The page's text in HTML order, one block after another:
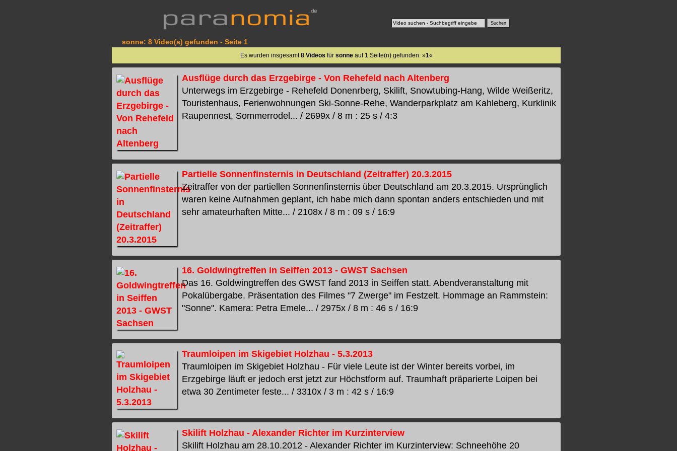
sonne: 8 Video(s) gefunden - Seite 1
Es wurden insgesamt8 Videos für sonneauf 1 Seite(n) gefunden: »1«
Ausflüge durch das Erzgebirge - Von Rehefeld nach Altenberg
Unterwegs im Erzgebirge - Rehefeld Donenrberg, Skilift, Snowtubing-Hang, Wilde Weißeritz,
Touristenhaus, Ferienwohnungen Ski-Sonne-Rehe, Wanderparkplatz am Kahleberg, Kurklinik
Raupennest, Sommerrodel... / 2699x / 8 m : 25 s / 4:3
Partielle Sonnenfinsternis in Deutschland (Zeitraffer) 20.3.2015
Zeitraffer von der partiellen Sonnenfinsternis über Deutschland am 20.3.2015. Ursprünglich
waren keine Aufnahmen geplant, ich habe mich dann spontan anders entschieden und mit
sehr amateurhaften Mitte... / 2108x / 8 m : 09 s / 16:9
16. Goldwingtreffen in Seiffen 2013 - GWST Sachsen
Das 16. Goldwingtreffen des GWST fand 2013 in Seiffen statt. Abendveranstaltung mit
Pokalübergabe. Präsentation des Filmes "7 Zwerge" im Festzelt. Hommage an Rammstein:
"Sonne". Kamera: Petra Emele... / 2975x / 8 m : 46 s / 16:9
Traumloipen im Skigebiet Holzhau - 5.3.2013
Traumloipen im Skigebiet Holzhau - Für viele Leute ist der Winter bereits vorbei, im
Erzgebirge läuft er jedoch erst jetzt zur Höchstform auf. Traumhaft präparierte Loipen bei
etwa 30 Zentimeter feste... / 3310x / 3 m : 42 s / 16:9
Skilift Holzhau - Alexander Richter im Kurzinterview
Skilift Holzhau am 28.10.2012 - Alexander Richter im Kurzinterview: Schneehöhe 20